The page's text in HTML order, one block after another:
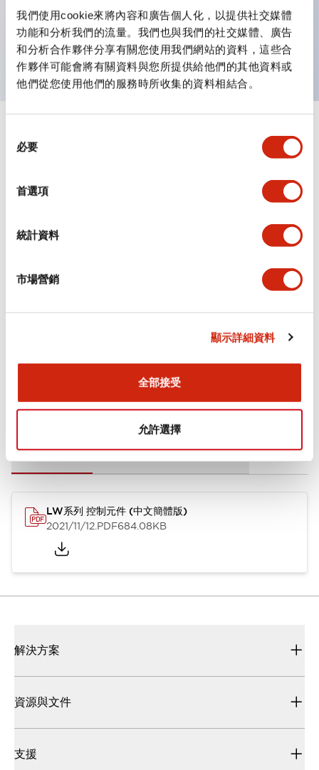
我們使用cookie來將內容和廣告個人化，以提供社交媒體
功能和分析我們的流量。我們也與我們的社交媒體、廣告
和分析合作夥伴分享有關您使用我們網站的資料，這些合
作夥伴可能會將有關資料與您所提供給他們的其他資料或
他們從您使用他們的服務時所收集的資料相結合。
必要
首選項
統計資料
市場營銷
顯示詳細資料
全部接受
允許選擇
為密閉型）
UL、CSA認證品及符合EN標準品。（蜂鳴器除外）
規格 顯示全部+
環境規範
機械規格
文件和檔案
型錄和宣傳手冊 CAD檔 認證與標準 技術文件
LW系列 控制元件 (中文簡體版)
2021/11/12.PDF684.08KB
解決方案
資源與文件
支援